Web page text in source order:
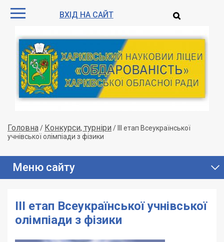
ВХІД НА САЙТ
Головна/ Конкурси, турніри /
ІІІ етап Всеукраїнської
учнівської олімпіади з фізики
Меню сайту
ІІІ етап Всеукраїнської учнівської
олімпіади з фізики